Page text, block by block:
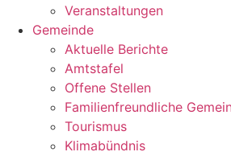
Veranstaltungen
Gemeinde
Aktuelle Berichte
Amtstafel
Offene Stellen
Familienfreundliche
Tourismus
Klimabündnis